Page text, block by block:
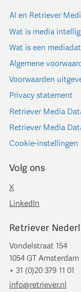
AI en Retriever
Wat is media
Wat is een
Algemene
Voorwaarden
Privacy statement
Retriever Media
Retriever Media
Cookie-instellingen
Volg ons
X
LinkedIn
Retriever
Vondelstraat 154
1054 GT Amsterdam
+ 31 (0)20 379 11 01
info@retriever.nl